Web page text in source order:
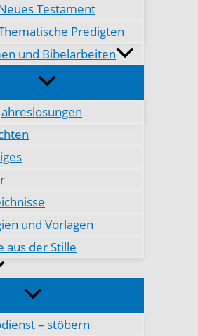
Testament
Predigten
und Bibelarbeiten
und Vorlagen
aus der Stille
– stöbern